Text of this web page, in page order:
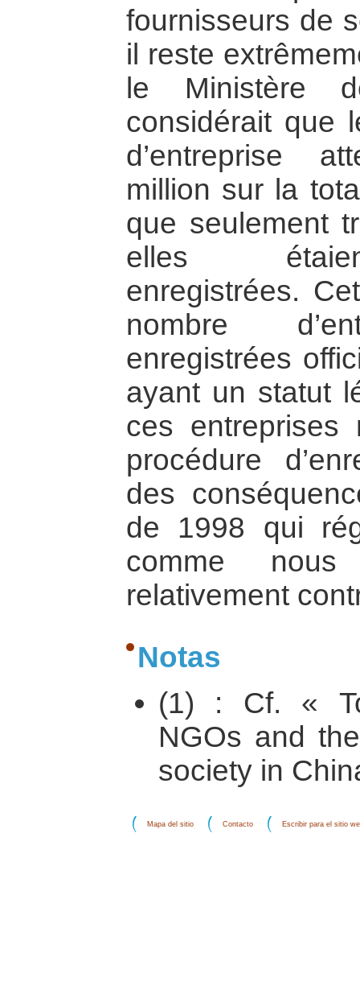
fournisseurs de
il reste
le Ministère
considérait que
d’entreprise
million sur la
que seulement
elles
enregistrées.
nombre
enregistrées
ayant un statut
ces entreprises
procédure
des
de 1998 qui
comme
relativement
Notas
(1) : Cf. «
NGOs and
society in
Mapa del sitio Contacto Escribir para el sitio